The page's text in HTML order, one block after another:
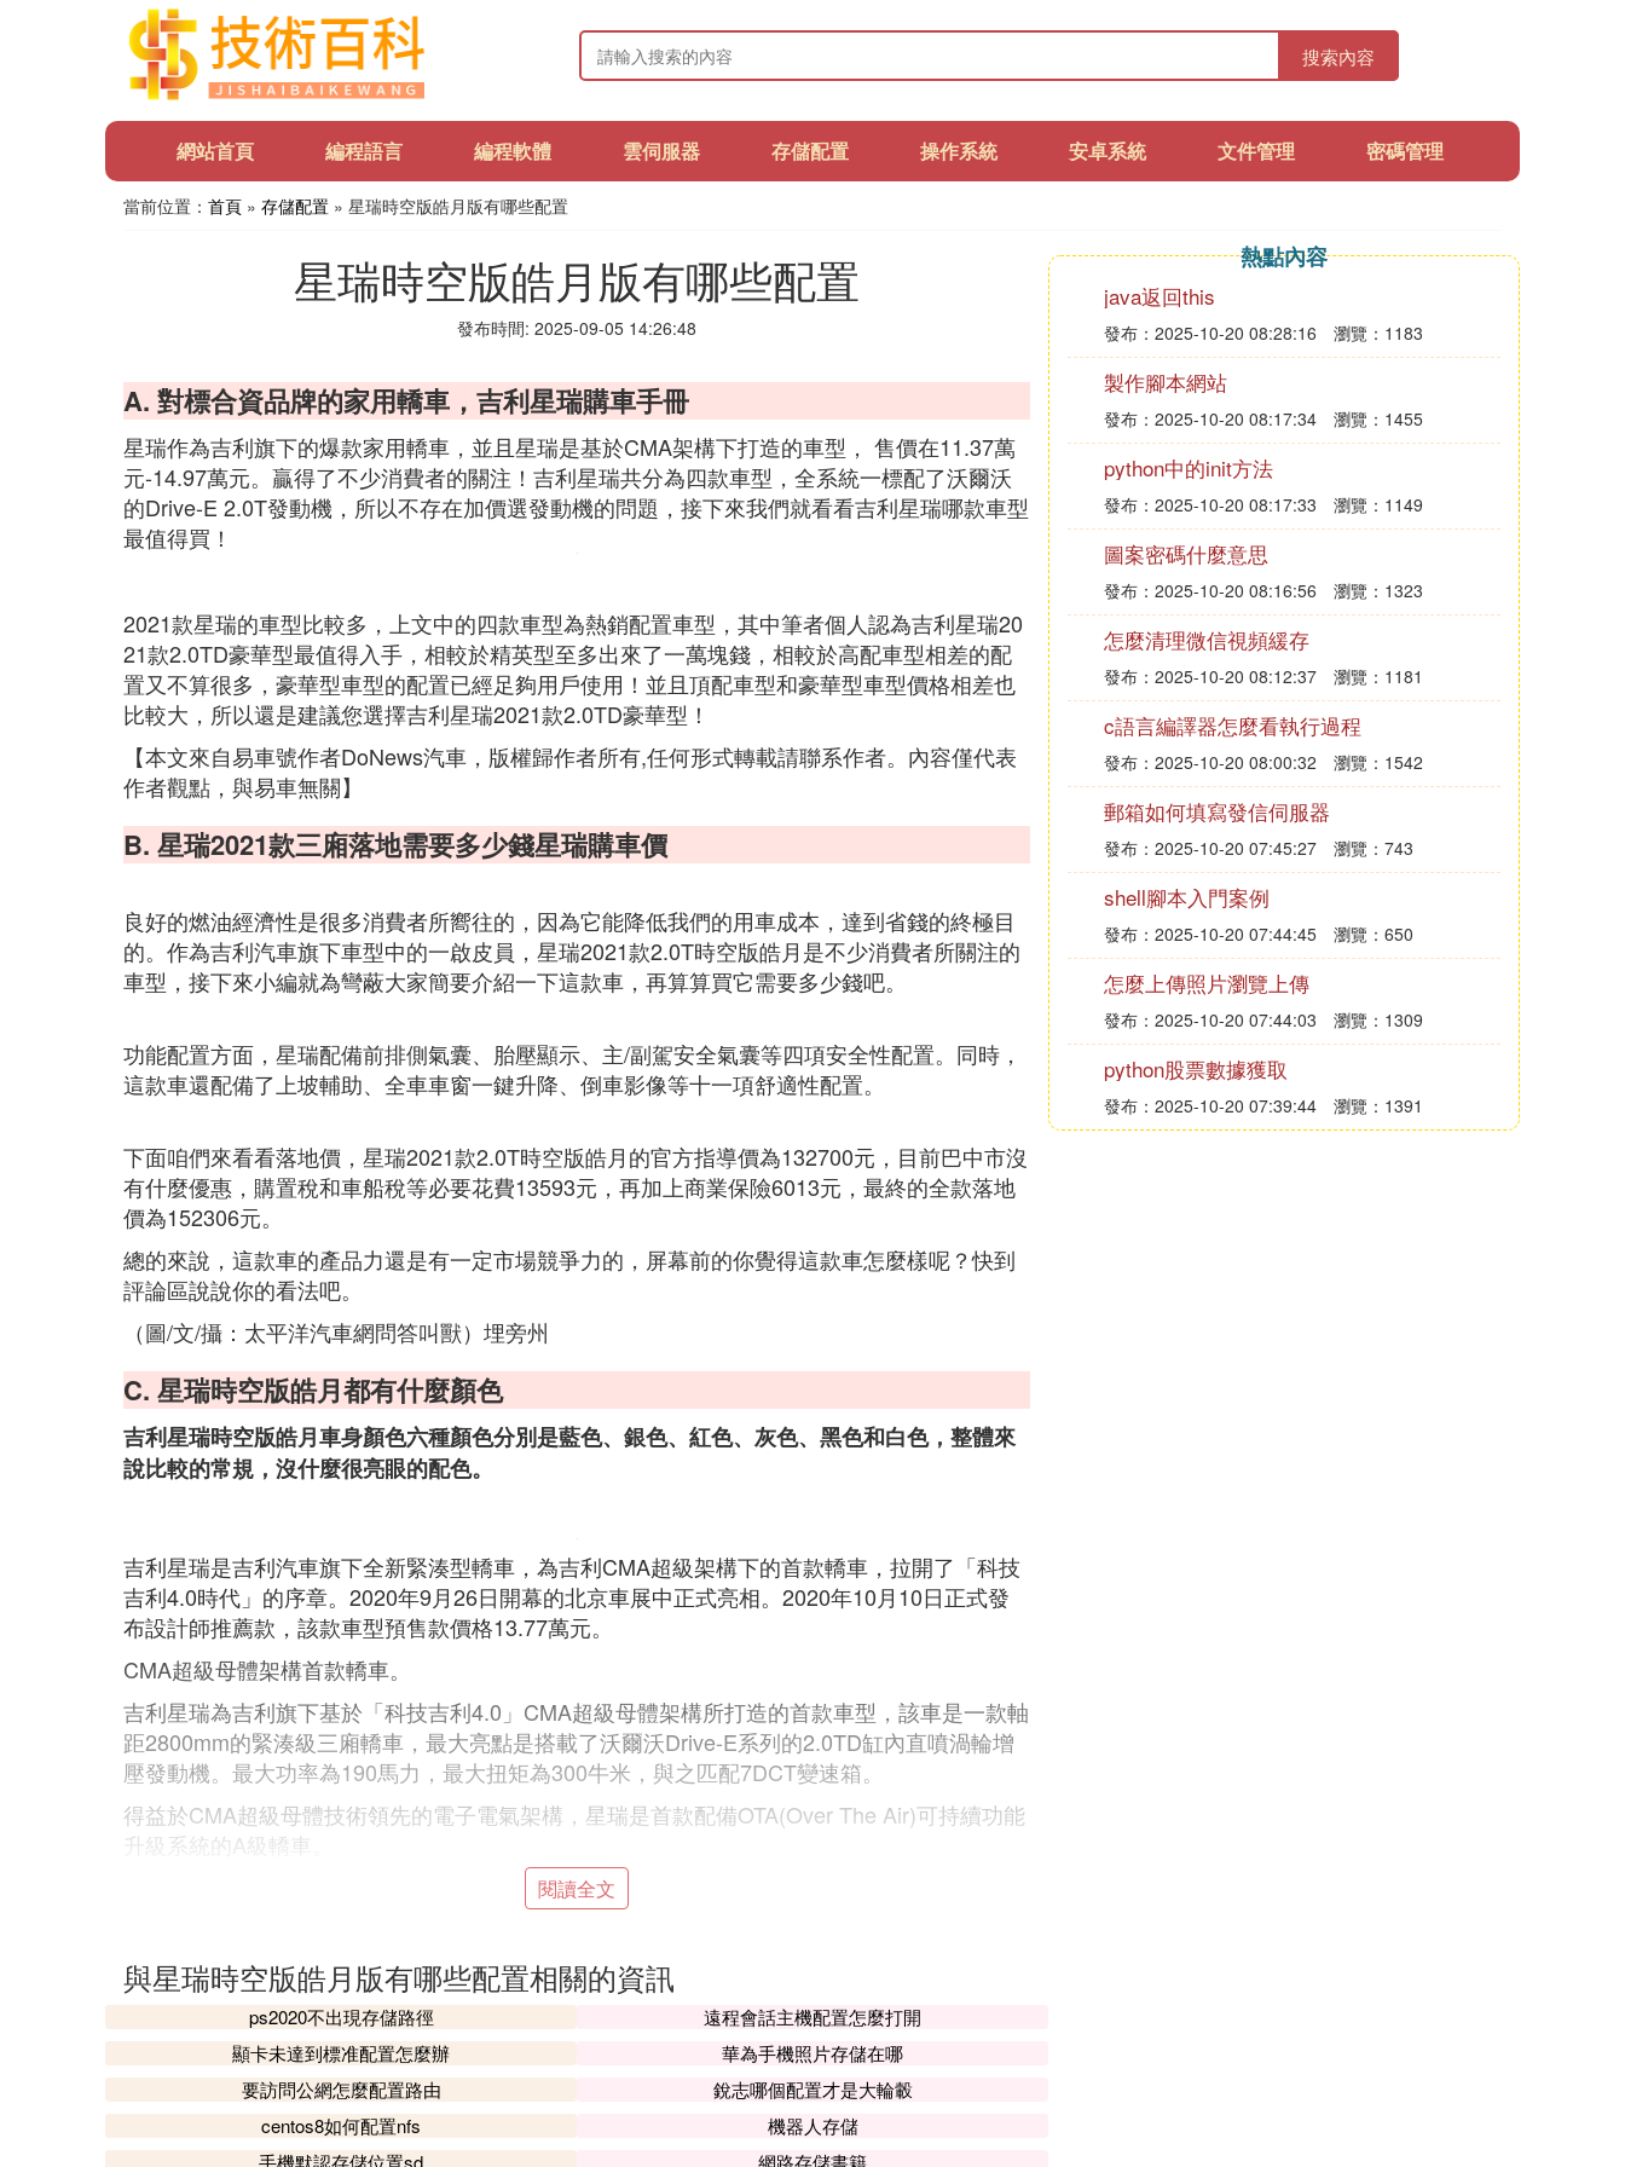
搜索內容
網站首頁 編程語言 編程軟體 雲伺服器 存儲配置 操作系統 安卓系統 文件管理 密碼管理
當前位置： 首頁 » 存儲配置 » 星瑞時空版皓月版有哪些配置
星瑞時空版皓月版有哪些配置
發布時間: 2025-09-05 14:26:48
A. 對標合資品牌的家用轎車，吉利星瑞購車手冊
星瑞作為吉利旗下的爆款家用轎車，並且星瑞是基於CMA架構下打造的車型， 售價在11.37萬
元-14.97萬元。贏得了不少消費者的關注！吉利星瑞共分為四款車型，全系統一標配了沃爾沃
的Drive-E 2.0T發動機，所以不存在加價選發動機的問題，接下來我們就看看吉利星瑞哪款車型
最值得買！
2021款星瑞的車型比較多，上文中的四款車型為熱銷配置車型，其中筆者個人認為吉利星瑞20
21款2.0TD豪華型最值得入手，相較於精英型至多出來了一萬塊錢，相較於高配車型相差的配
置又不算很多，豪華型車型的配置已經足夠用戶使用！並且頂配車型和豪華型車型價格相差也
比較大，所以還是建議您選擇吉利星瑞2021款2.0TD豪華型！
【本文來自易車號作者DoNews汽車，版權歸作者所有,任何形式轉載請聯系作者。內容僅代表
作者觀點，與易車無關】
B. 星瑞2021款三廂落地需要多少錢星瑞購車價
良好的燃油經濟性是很多消費者所嚮往的，因為它能降低我們的用車成本，達到省錢的終極目
的。作為吉利汽車旗下車型中的一啟皮員，星瑞2021款2.0T時空版皓月是不少消費者所關注的
車型，接下來小編就為彎蔽大家簡要介紹一下這款車，再算算買它需要多少錢吧。
功能配置方面，星瑞配備前排側氣囊、胎壓顯示、主/副駕安全氣囊等四項安全性配置。同時，
這款車還配備了上坡輔助、全車車窗一鍵升降、倒車影像等十一項舒適性配置。
下面咱們來看看落地價，星瑞2021款2.0T時空版皓月的官方指導價為132700元，目前巴中市沒
有什麼優惠，購置稅和車船稅等必要花費13593元，再加上商業保險6013元，最終的全款落地
價為152306元。
總的來說，這款車的產品力還是有一定市場競爭力的，屏幕前的你覺得這款車怎麼樣呢？快到
評論區說說你的看法吧。
（圖/文/攝：太平洋汽車網問答叫獸）埋旁州
C. 星瑞時空版皓月都有什麼顏色
吉利星瑞時空版皓月車身顏色六種顏色分別是藍色、銀色、紅色、灰色、黑色和白色，整體來
說比較的常規，沒什麼很亮眼的配色。
吉利星瑞是吉利汽車旗下全新緊湊型轎車，為吉利CMA超級架構下的首款轎車，拉開了「科技
吉利4.0時代」的序章。2020年9月26日開幕的北京車展中正式亮相。2020年10月10日正式發
布設計師推薦款，該款車型預售款價格13.77萬元。
CMA超級母體架構首款轎車。
吉利星瑞為吉利旗下基於「科技吉利4.0」CMA超級母體架構所打造的首款車型，該車是一款軸
距2800mm的緊湊級三廂轎車，最大亮點是搭載了沃爾沃Drive-E系列的2.0TD缸內直噴渦輪增
壓發動機。最大功率為190馬力，最大扭矩為300牛米，與之匹配7DCT變速箱。
得益於CMA超級母體技術領先的電子電氣架構，星瑞是首款配備OTA(Over The Air)可持續功能
升級系統的A級轎車。
星瑞搭載12.3英寸全液晶儀表和12.3英寸高清中控屏，整車除支持OTA雲端升級外，還搭載了A
PP遠程式控制制系統、GKUI吉客智能生態系統、手機智能藍牙鑰匙、語音智能交互助手等配
在安全配置上，新車搭載AEB自動緊急制動、LDW車道偏離預警、LKA車道保持輔助等智能輔
助駕駛功能。
另外還配備智能領航、前碰撞預警、行人識別、盲區監測、限速信息提醒、車道保持輔助、啟
停型自適應巡航、抬頭顯示、全自動智能泊車系統帶自動剎停、遙控自動泊車、540°全景影
像、智能遠光燈控制、空氣質量管理系統等。
閱讀全文
與星瑞時空版皓月版有哪些配置相關的資訊
ps2020不出現存儲路徑
遠程會話主機配置怎麼打開
顯卡未達到標准配置怎麼辦
華為手機照片存儲在哪
要訪問公網怎麼配置路由
銳志哪個配置才是大輪轂
centos8如何配置nfs
機器人存儲
手機默認存儲位置sd
網路存儲書籍
熱點內容
java返回this
發布：2025-10-20 08:28:16 瀏覽：1183
製作腳本網站
發布：2025-10-20 08:17:34 瀏覽：1455
python中的init方法
發布：2025-10-20 08:17:33 瀏覽：1149
圖案密碼什麼意思
發布：2025-10-20 08:16:56 瀏覽：1323
怎麼清理微信視頻緩存
發布：2025-10-20 08:12:37 瀏覽：1181
c語言編譯器怎麼看執行過程
發布：2025-10-20 08:00:32 瀏覽：1542
郵箱如何填寫發信伺服器
發布：2025-10-20 07:45:27 瀏覽：743
shell腳本入門案例
發布：2025-10-20 07:44:45 瀏覽：650
怎麼上傳照片瀏覽上傳
發布：2025-10-20 07:44:03 瀏覽：1309
python股票數據獲取
發布：2025-10-20 07:39:44 瀏覽：1391